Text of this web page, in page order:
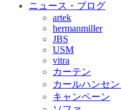
ニュース・ブログ
artek
hermanmiller
JBS
USM
vitra
カーテン
カールハンセ
キャンペーン